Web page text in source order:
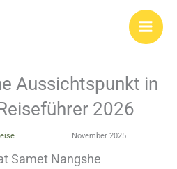
Aussichtspunkt in
2026
November 2025